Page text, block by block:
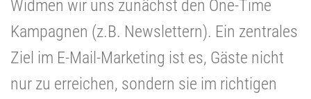
Widmen wir uns zunächst den One-Time
Kampagnen (z.B. Newslettern). Ein zentrales
Ziel im E-Mail-Marketing ist es, Gäste nicht
nur zu erreichen, sondern sie im richtigen